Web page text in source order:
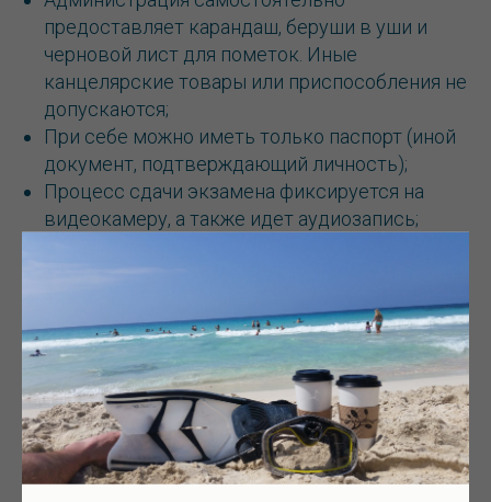
предоставляет карандаш, беруши в уши и
черновой лист для пометок. Иные
канцелярские товары или приспособления не
допускаются;
При себе можно иметь только паспорт (иной
документ, подтверждающий личность);
Процесс сдачи экзамена фиксируется на
видеокамеру, а также идет аудиозапись;
другой комнате под присмотром.
За время экзамена можно выйти из помещения
всего 2 раза и каждый раз ставить свою
подпись на административном документе.
Читайте также:
Американские университеты с
бесплатным обучением для русских